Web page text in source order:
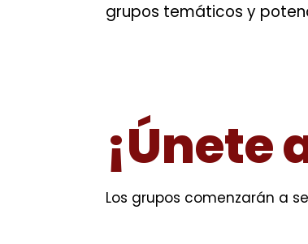
grupos temáticos y
¡Únete
Los grupos comenzarán a